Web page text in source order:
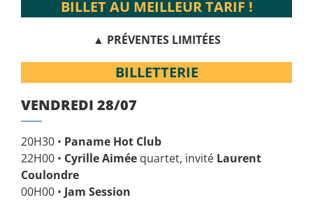
BILLET AU MEILLEUR TARIF !
▲ PRÉVENTES LIMITÉES
BILLETTERIE
VENDREDI 28/07
20H30 • Paname Hot Club
22H00 • Cyrille Aimée quartet, invité Laurent
Coulondre
00H00 • Jam Session